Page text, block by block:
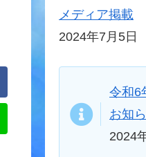
メディア掲載
2024年7月5日
令和6
お知
2024